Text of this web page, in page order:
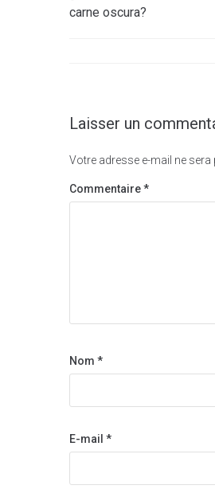
de
carne oscura?
Laisser un
Votre adresse e-mail ne sera
Commentaire*
Nom *
E-mail *